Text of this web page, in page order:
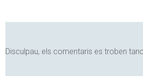
Disculpau, els comentaris es troben